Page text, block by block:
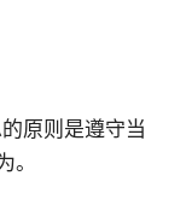
原则是遵守当
。